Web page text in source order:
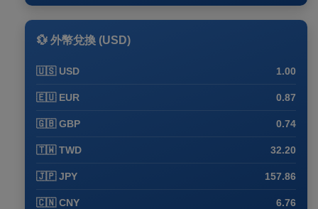
💱 外幣兌換 (USD)
🇺🇸 USD 1.00
🇪🇺 EUR 0.87
🇬🇧 GBP 0.74
🇹🇼 TWD 32.20
🇯🇵 JPY 157.86
🇨🇳 CNY 6.76